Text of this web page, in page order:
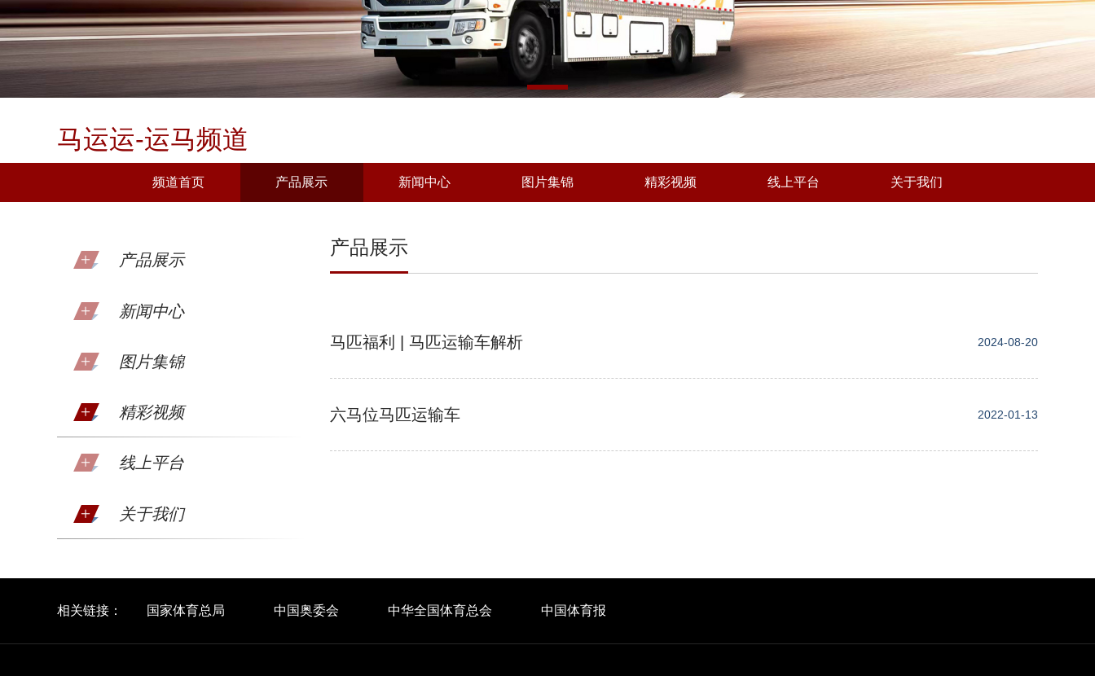
马运运-运马频道
频道首页 产品展示 新闻中心 图片集锦 精彩视频 线上平台 关于我们
产品展示
新闻中心
图片集锦
精彩视频
线上平台
关于我们
产品展示
马匹福利 | 马匹运输车解析 2024-08-20
六马位马匹运输车 2022-01-13
相关链接： 国家体育总局 中国奥委会 中华全国体育总会 中国体育报